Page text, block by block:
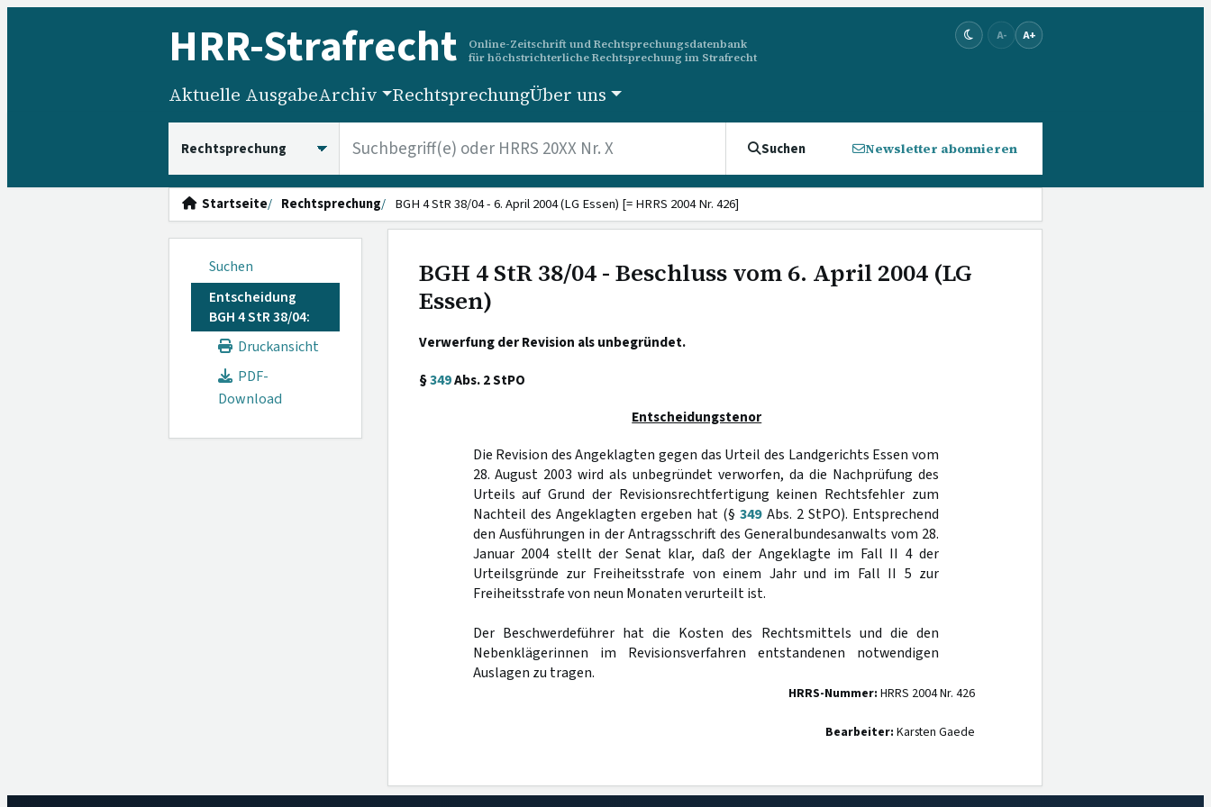
HRR-Strafrecht
Online-Zeitschrift und Rechtsprechungsdatenbank
für höchstrichterliche Rechtsprechung im Strafrecht
A- A+
Aktuelle AusgabeArchiv RechtsprechungÜber uns
Suchen Newsletter abonnieren
Startseite Rechtsprechung BGH 4 StR 38/04 - 6. April 2004 (LG Essen) [= HRRS 2004 Nr. 426]
Suchen
Entscheidung
BGH 4 StR 38/04:
Druckansicht
PDF-
Download
BGH 4 StR 38/04 - Beschluss vom 6. April 2004 (LG
Essen)
Verwerfung der Revision als unbegründet.
§349Abs. 2 StPO
Entscheidungstenor
Die Revision des Angeklagten gegen das Urteil des Landgerichts Essen vom
28. August 2003 wird als unbegründet verworfen, da die Nachprüfung des
Urteils auf Grund der Revisionsrechtfertigung keinen Rechtsfehler zum
Nachteil des Angeklagten ergeben hat (§349Abs. 2 StPO). Entsprechend
den Ausführungen in der Antragsschrift des Generalbundesanwalts vom 28.
Januar 2004 stellt der Senat klar, daß der Angeklagte im Fall II 4 der
Urteilsgründe zur Freiheitsstrafe von einem Jahr und im Fall II 5 zur
Freiheitsstrafe von neun Monaten verurteilt ist.
Der Beschwerdeführer hat die Kosten des Rechtsmittels und die den
Nebenklägerinnen im Revisionsverfahren entstandenen notwendigen
Auslagen zu tragen.
HRRS-Nummer: HRRS 2004 Nr. 426
Bearbeiter: Karsten Gaede